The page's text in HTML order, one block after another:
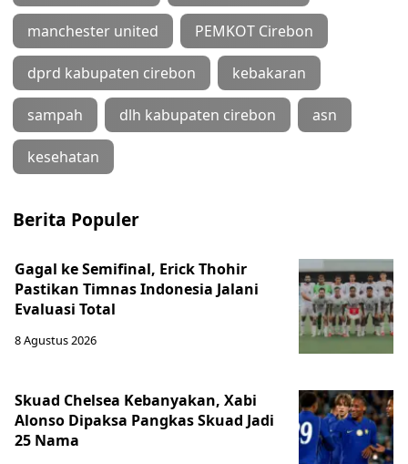
manchester united PEMKOT Cirebon
dprd kabupaten cirebon kebakaran
sampah dlh kabupaten cirebon asn
kesehatan
Berita Populer
Gagal ke Semifinal, Erick Thohir
Pastikan Timnas Indonesia Jalani
Evaluasi Total
8 Agustus 2026
Skuad Chelsea Kebanyakan, Xabi
Alonso Dipaksa Pangkas Skuad Jadi
25 Nama